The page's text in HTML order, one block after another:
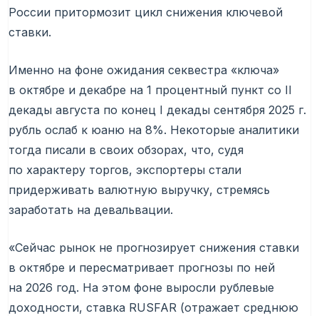
России притормозит цикл снижения ключевой
ставки.
Именно на фоне ожидания секвестра «ключа»
в октябре и декабре на 1 процентный пункт со II
декады августа по конец I декады сентября 2025 г.
рубль ослаб к юаню на 8%. Некоторые аналитики
тогда писали в своих обзорах, что, судя
по характеру торгов, экспортеры стали
придерживать валютную выручку, стремясь
заработать на девальвации.
«Сейчас рынок не прогнозирует снижения ставки
в октябре и пересматривает прогнозы по ней
на 2026 год. На этом фоне выросли рублевые
доходности, ставка RUSFAR (отражает среднюю